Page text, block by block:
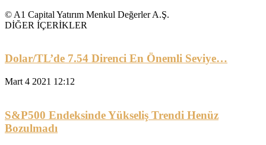
© A1 Capital Yatırım Menkul Değerler A.Ş.
DİĞER İÇERİKLER
Dolar/TL’de 7.54 Direnci En Önemli Seviye…
Mart 4 2021 12:12
S&P500 Endeksinde Yükseliş Trendi Henüz
Bozulmadı